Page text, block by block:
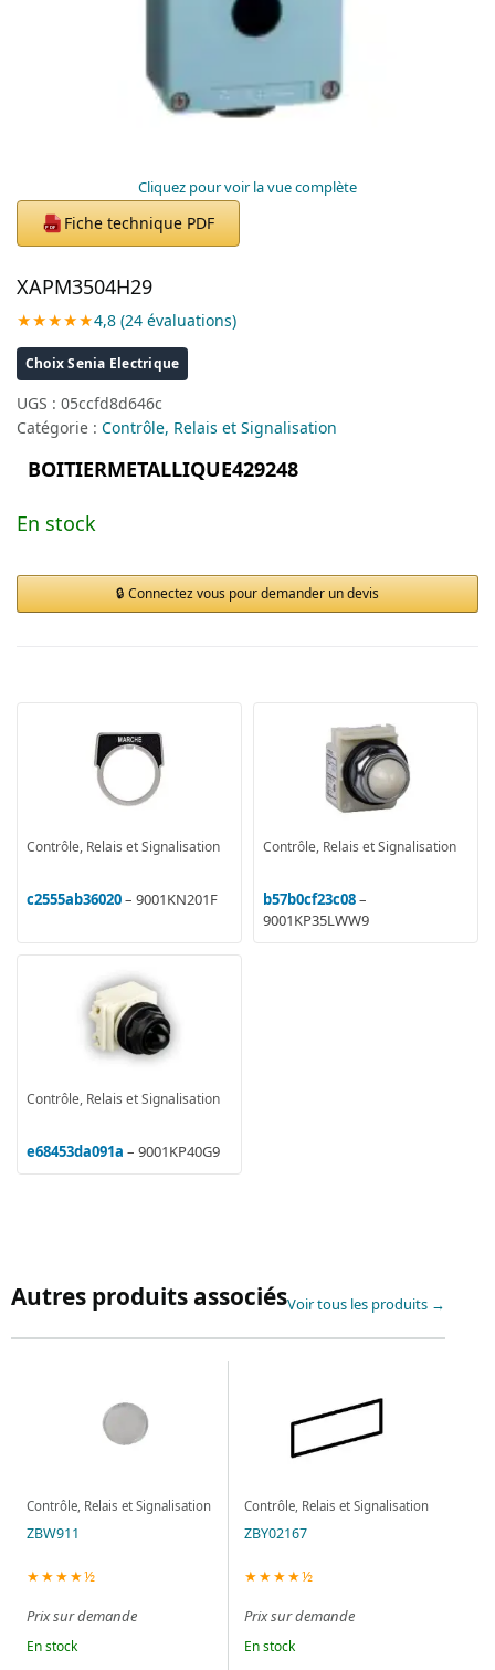
Cliquez pour voir la vue complète
PDF Fiche technique PDF
XAPM3504H29
★★★★★4,8 (24 évaluations)
Choix Senia Electrique
UGS : 05ccfd8d646c
Catégorie : Contrôle, Relais et Signalisation
BOITIERMETALLIQUE429248
En stock
Connectez vous pour demander un devis
Contrôle, Relais et Signalisation
c2555ab36020– 9001KN201F
Contrôle, Relais et Signalisation
b57b0cf23c08–
9001KP35LWW9
Contrôle, Relais et Signalisation
e68453da091a – 9001KP40G9
Autres produits associésVoir tous les produits →
Contrôle, Relais et Signalisation
ZBW911
★★★★½
Prix sur demande
En stock
Contrôle, Relais et Signalisation
ZBY02167
★★★★½
Prix sur demande
En stock